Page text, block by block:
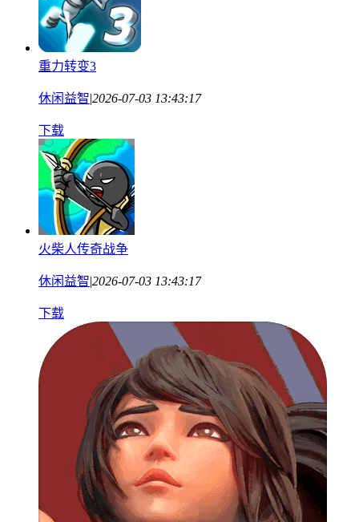
重力转变3
休闲益智|2026-07-03 13:43:17
下载
火柴人传奇战争
休闲益智|2026-07-03 13:43:17
下载